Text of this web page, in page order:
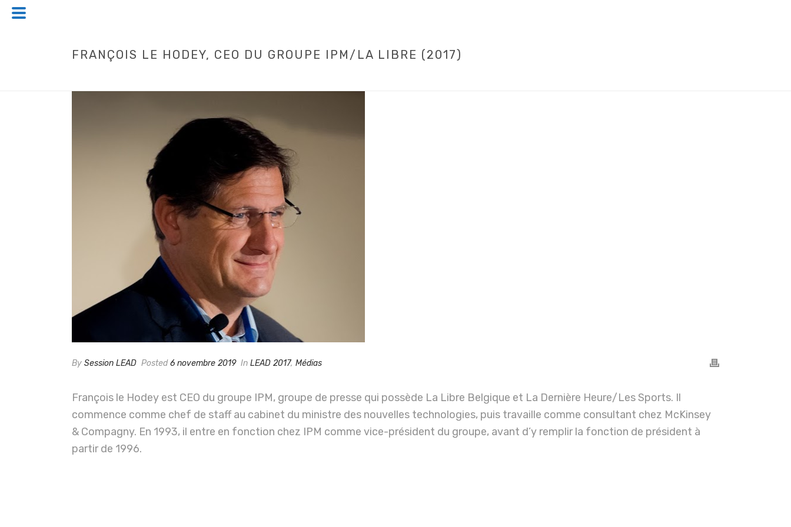
FRANÇOIS LE HODEY, CEO DU GROUPE IPM/LA LIBRE (2017)
By Session LEAD Posted6 novembre 2019 In LEAD 2017, Médias
François le Hodey est CEO du groupe IPM, groupe de presse qui possède La Libre Belgique et La Dernière Heure/Les Sports. Il
commence comme chef de staff au cabinet du ministre des nouvelles technologies, puis travaille comme consultant chez McKinsey
& Compagny. En 1993, il entre en fonction chez IPM comme vice-président du groupe, avant d’y remplir la fonction de président à
partir de 1996.